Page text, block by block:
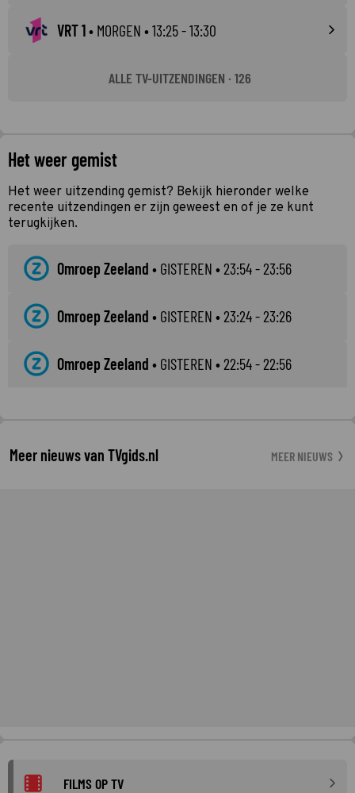
VRT 1• MORGEN • 13:25 - 13:30
ALLE TV-UITZENDINGEN · 126
Het weer gemist
Het weer uitzending gemist? Bekijk hieronder welke
recente uitzendingen er zijn geweest en of je ze kunt
terugkijken.
Omroep Zeeland • GISTEREN • 23:54 - 23:56
Omroep Zeeland • GISTEREN • 23:24 - 23:26
Omroep Zeeland • GISTEREN • 22:54 - 22:56
Meer nieuws van TVgids.nl MEER NIEUWS
FILMS OP TV